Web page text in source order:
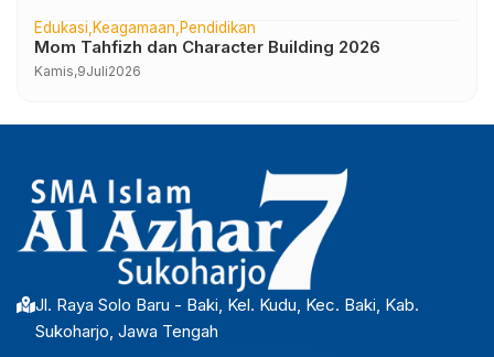
Edukasi Keagamaan Pendidikan
Mom Tahfizh dan Character Building 2026
Kamis,9Juli2026
Jl. Raya Solo Baru - Baki, Kel. Kudu, Kec. Baki, Kab.
Sukoharjo, Jawa Tengah